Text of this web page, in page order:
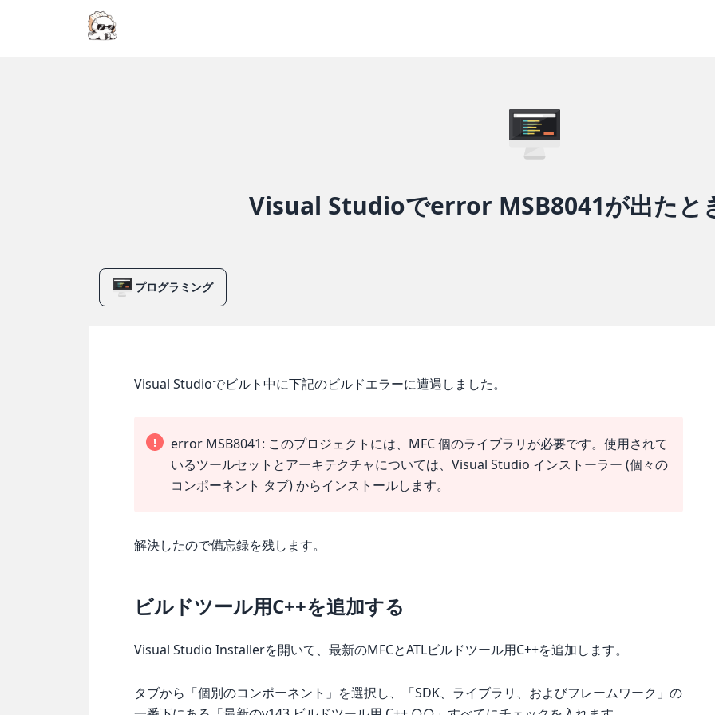
Visual Studioでerror MSB8041が出たと
プログラミング
Visual Studioでビルト中に下記のビルドエラーに遭遇しました。
!
error MSB8041: このプロジェクトには、MFC 個のライブラリが必要です。使用されて
いるツールセットとアーキテクチャについては、Visual Studio インストーラー (個々の
コンポーネント タブ) からインストールします。
解決したので備忘録を残します。
ビルドツール用C++を追加する
Visual Studio Installerを開いて、最新のMFCとATLビルドツール用C++を追加します。
タブから「個別のコンポーネント」を選択し、「SDK、ライブラリ、およびフレームワーク」の